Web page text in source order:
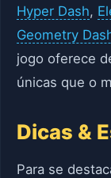
Hyper Dash,
Geometry
jogo oferece
únicas que o
Dicas &
Para se